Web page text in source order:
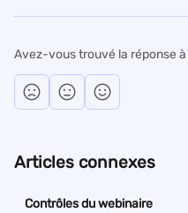
Avez-vous trouvé la réponse
Articles connexes
Contrôles du webinaire